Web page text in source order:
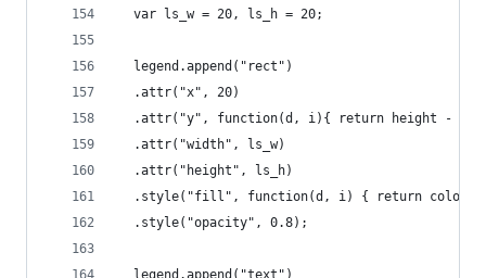
  var ls_w = 20, ls_h = 20;
  legend.append("rect")
  .attr("x", 20)
.attr("y", function(d, i){ return height -
  .attr("width", ls_w)
  .attr("height", ls_h)
.style("fill", function(d, i) { return
  .style("opacity", 0.8);
  legend.append("text")